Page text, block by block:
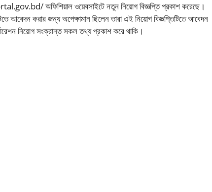
অফিশিয়াল ওয়েবসাইটে নতুন নিয়োগ বিজ্ঞপ্তি প্রকাশ করেছে।
আবেদন করার জন্য অপেক্ষামান ছিলেন তারা এই নিয়োগ বিজ্ঞপ্তিটিতে আবেদন
নিয়োগ সংক্রান্ত সকল তথ্য প্রকাশ করে থাকি।